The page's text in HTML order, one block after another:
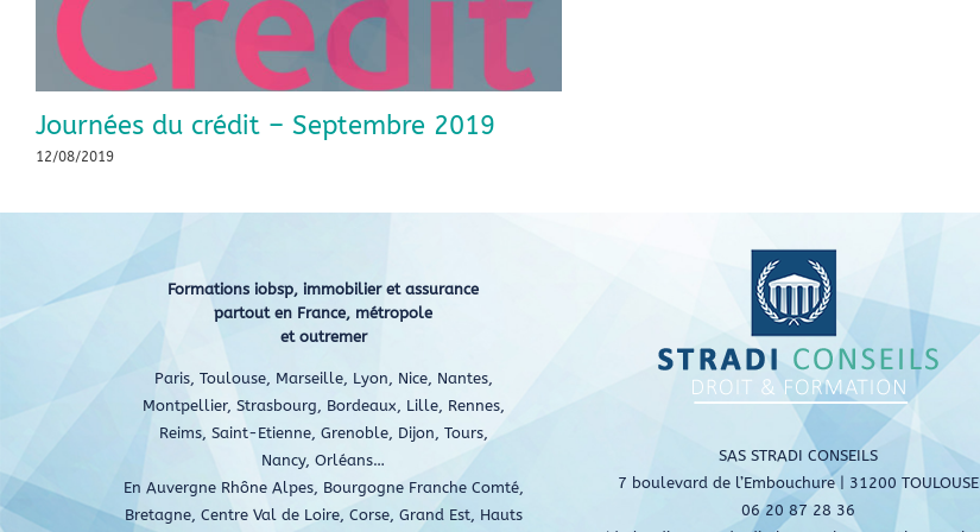
Journées du crédit – Septembre 2019
12/08/2019
Formations iobsp, immobilier et assurance
partout en France, métropole
et outremer
Paris, Toulouse, Marseille, Lyon, Nice, Nantes,
Montpellier, Strasbourg, Bordeaux, Lille, Rennes,
Reims, Saint-Etienne, Grenoble, Dijon, Tours,
Nancy, Orléans…
En Auvergne Rhône Alpes, Bourgogne Franche Comté,
Bretagne, Centre Val de Loire, Corse, Grand Est, Hauts
SAS STRADI CONSEILS
7 boulevard de l’Embouchure | 31200 TOULOUSE
06 20 87 28 36